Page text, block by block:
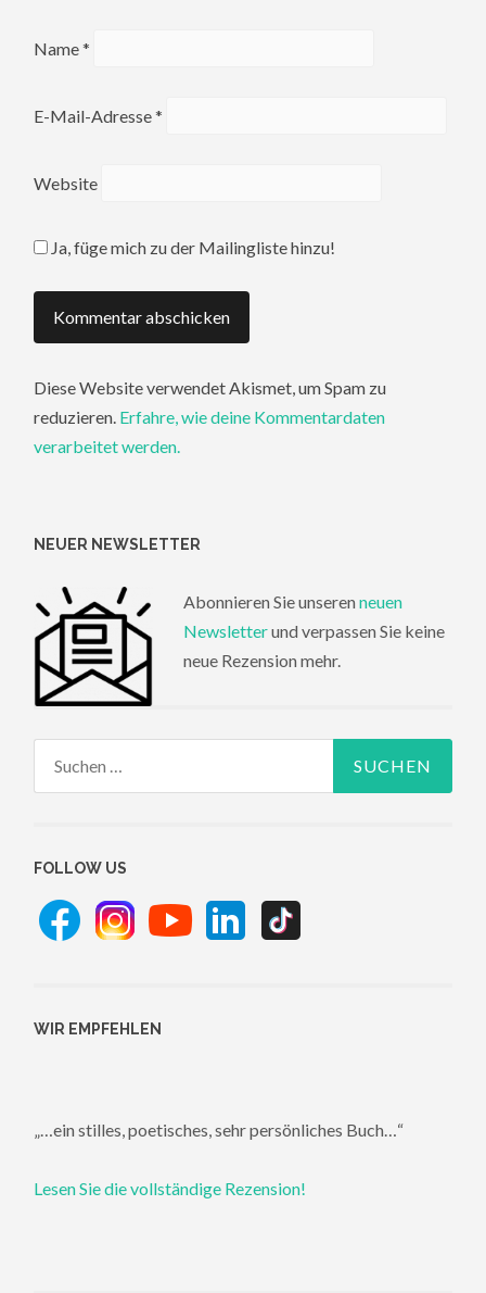
Name*
E-Mail-Adresse*
Website
Ja, füge mich zu der Mailingliste hinzu!
Diese Website verwendet Akismet, um Spam zu
reduzieren. Erfahre, wie deine Kommentardaten
verarbeitet werden.
NEUER NEWSLETTER
Abonnieren Sie unseren neuen
Newsletterund verpassen Sie keine
neue Rezension mehr.
FOLLOW US
WIR EMPFEHLEN
„…ein stilles, poetisches, sehr persönliches Buch…“
Lesen Sie die vollständige Rezension!